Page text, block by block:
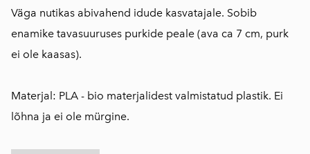
Väga nutikas abivahend idude kasvatajale. Sobib
enamike tavasuuruses purkide peale (ava ca 7 cm, purk
ei ole kaasas).
Materjal: PLA - bio materjalidest valmistatud plastik. Ei
lõhna ja ei ole mürgine.